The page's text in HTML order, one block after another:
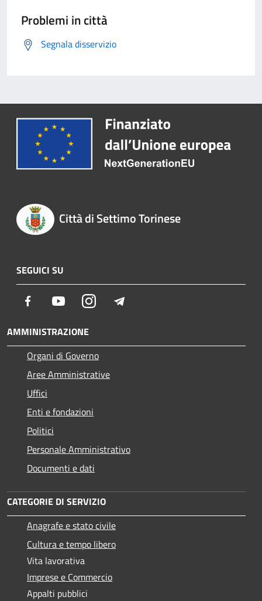
Problemi in città
Segnala disservizio
Città di Settimo Torinese
SEGUICI SU
Facebook YoutubeInstagram
AMMINISTRAZIONE
Organi di Governo
Aree Amministrative
Uffici
Enti e fondazioni
Politici
Personale Amministrativo
Documenti e dati
CATEGORIE DI SERVIZIO
Anagrafe e stato civile
Cultura e tempo libero
Vita lavorativa
Imprese e Commercio
Appalti pubblici